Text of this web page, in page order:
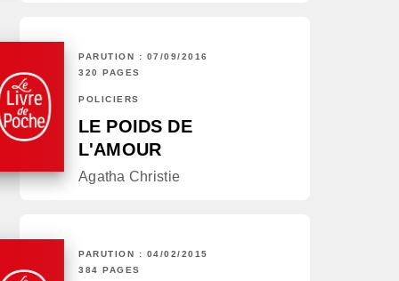
PARUTION : 07/09/2016
320 PAGES
POLICIERS
LE POIDS DE
L'AMOUR
Agatha Christie
PARUTION : 04/02/2015
384 PAGES